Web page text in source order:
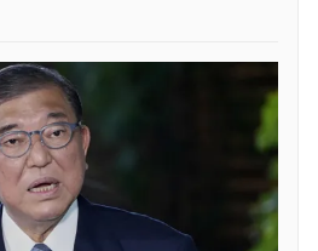
thức nếu không có sự chấp